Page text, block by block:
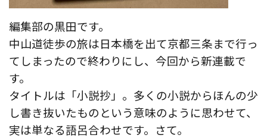
編集部の黒田です。
中山道徒歩の旅は日本橋を出て京都三条まで行っ
てしまったので終わりにし、今回から新連載で
す。
タイトルは「小説抄」。多くの小説からほんの少
し書き抜いたものという意味のように思わせて、
実は単なる語呂合わせです。さて。